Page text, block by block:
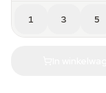
1 3 5